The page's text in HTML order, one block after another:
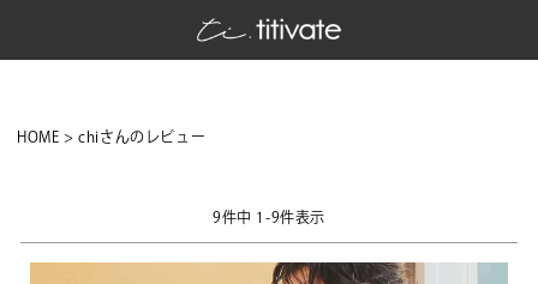
HOME chiさんのレビュー
9件中 1 -9件表示